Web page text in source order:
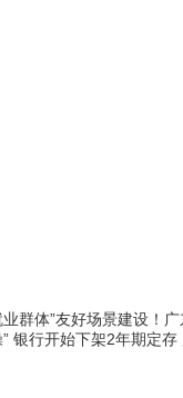
业群体”友好场景建设！
银行开始下架2年期定存